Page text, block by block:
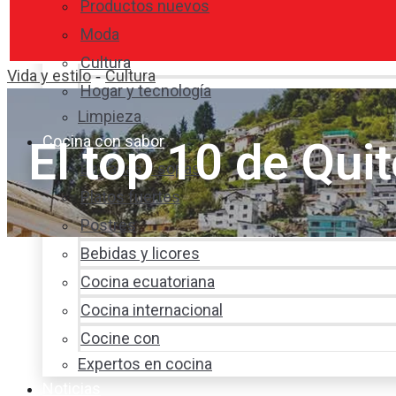
Productos nuevos
Moda
Cultura
Hogar y tecnología
Limpieza
Cocina con sabor
Entradas y sopas
Platos fuertes
Postres
Bebidas y licores
Cocina ecuatoriana
Cocina internacional
Cocine con
Expertos en cocina
Vida y estilo- Cultura
El top 10 de